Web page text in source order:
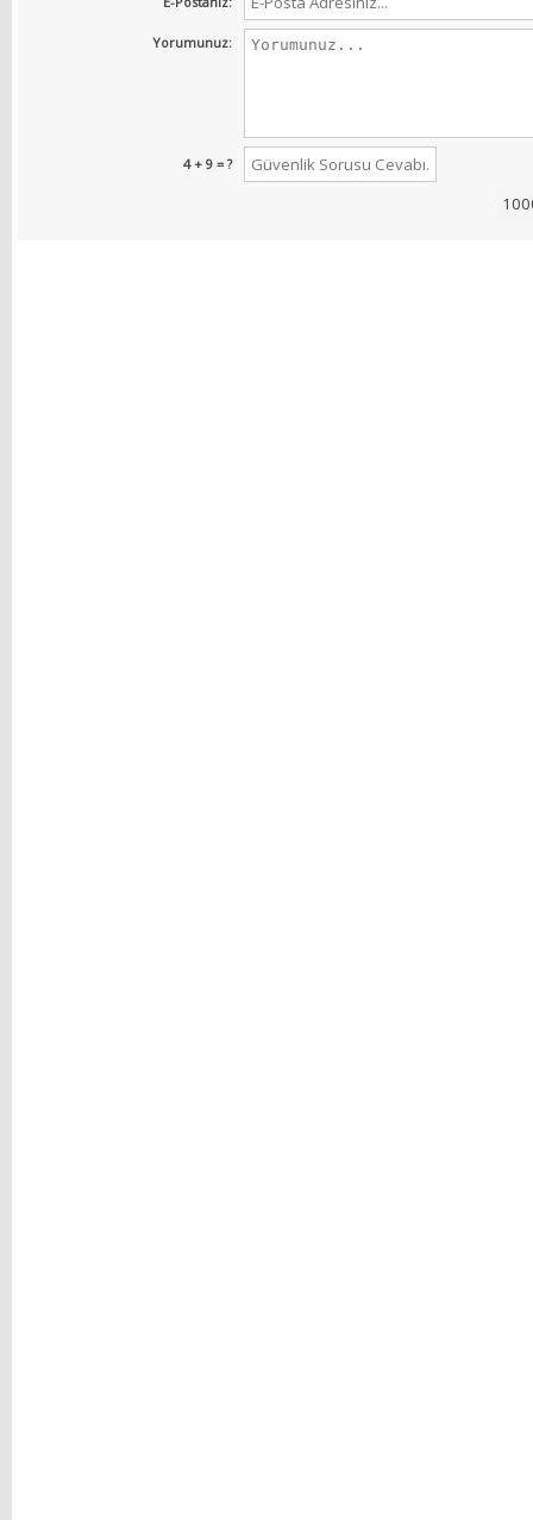
Yorumunuz:
4 + 9 = ?